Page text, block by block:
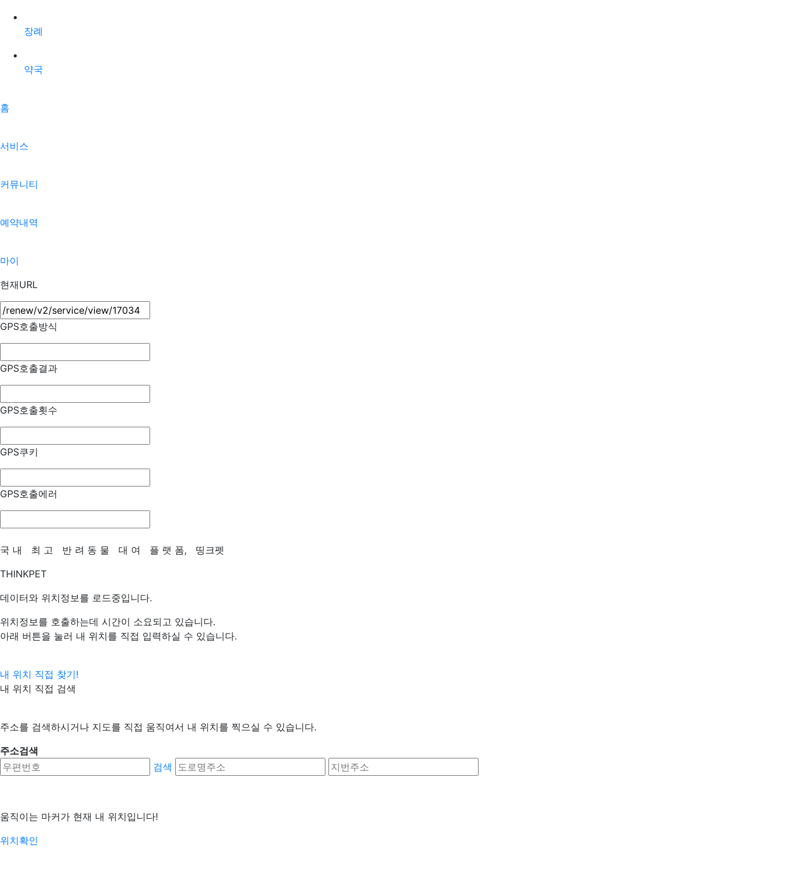
장례
약국
홈
서비스
커뮤니티
예약내역
마이
현재URL
GPS호출방식
GPS호출결과
GPS호출횟수
GPS쿠키
GPS호출에러
국 내 최 고 반 려 동 물 대 여 플 랫 폼,
띵크펫
THINKPET
데이터와 위치정보를 로드중입니다.
위치정보를 호출하는데 시간이 소요되고 있습니다.
아래 버튼을 눌러 내 위치를 직접 입력하실 수 있습니다.
내 위치 직접 찾기!
내 위치 직접 검색
주소를 검색하시거나 지도를 직접 움직여서 내 위치를 찍으실 수 있습니다.
주소검색
검색
움직이는 마커가 현재 내 위치입니다!
위치확인